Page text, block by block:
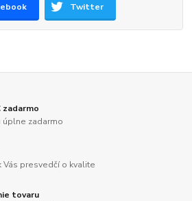
Twitter
zadarmo
úplne zadarmo
Vás presvedčí o kvalite
tovaru